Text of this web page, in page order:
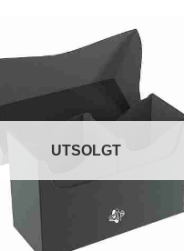
UTSOLGT